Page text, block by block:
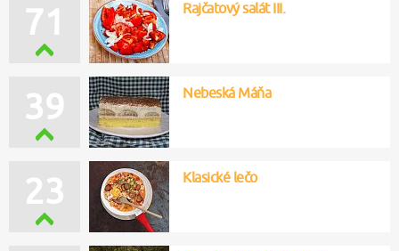
71 Rajčatový salát III.
39 Nebeská Máňa
23 Klasické lečo